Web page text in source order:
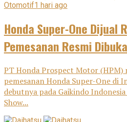
Otomotif1 hari ago
Honda Super-One Dijual
Pemesanan Resmi Dibuka
PT Honda Prospect Motor (HPM)
pemesanan Honda Super-One di
debutnya pada Gaikindo
Show...